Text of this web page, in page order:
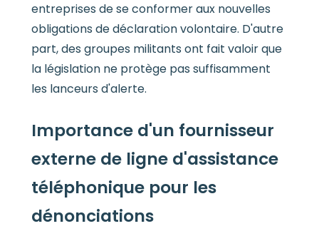
entreprises de se conformer aux nouvelles
obligations de déclaration volontaire. D'autre
part, des groupes militants ont fait valoir que
la législation ne protège pas suffisamment
les lanceurs d'alerte.
Importance d'un fournisseur
externe de ligne d'assistance
téléphonique pour les
dénonciations